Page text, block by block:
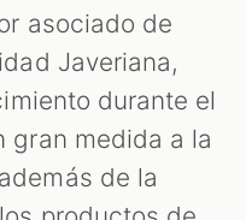
asociado de
Javeriana,
durante el
gran medida a la
de la